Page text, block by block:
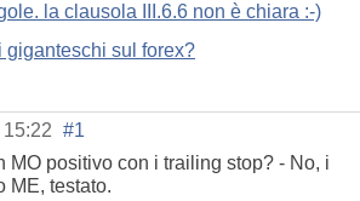
la clausola III.6.6 non è chiara :-)
giganteschi sul forex?
#1
MO positivo con i trailing stop? - No, i
ME, testato.